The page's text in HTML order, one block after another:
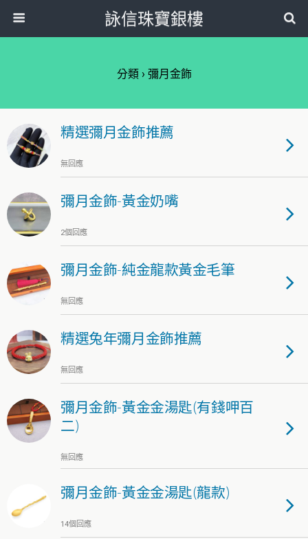
詠信珠寶銀樓
分類 › 彌月金飾
精選彌月金飾推薦
無回應
彌月金飾-黃金奶嘴
2個回應
彌月金飾-純金龍款黃金毛筆
無回應
精選兔年彌月金飾推薦
無回應
彌月金飾-黃金金湯匙(有錢呷百
二)
無回應
彌月金飾-黃金金湯匙(龍款)
14個回應